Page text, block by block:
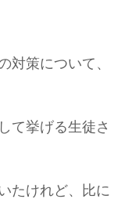
対策について、
て挙げる生徒さ
たけれど、比に